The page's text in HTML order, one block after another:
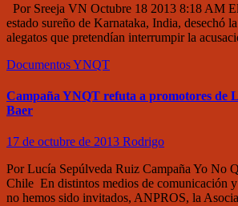
Por Sreeja VN Octubre 18 2013 8:18 AM
estado sureño de Karnataka, India, desechó la
alegatos que pretendían interrumpir la
DocumentosYNQT
Campaña YNQT refuta a promotores de
Baer
17 de octubre de 2013 Rodrigo
Por Lucía Sepúlveda Ruiz Campaña Yo No
Chile En distintos medios de comunicación y
no hemos sido invitados, ANPROS, la